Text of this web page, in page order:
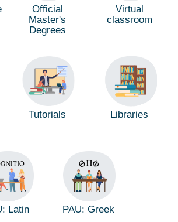
Official
Master's
Degrees
Virtual
classroom
Tutorials Libraries
Latin PAU: Greek